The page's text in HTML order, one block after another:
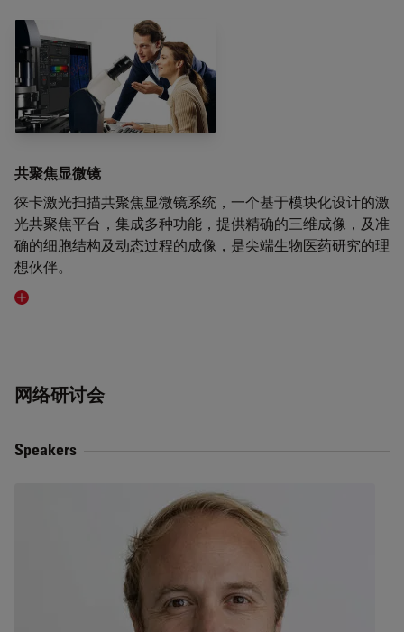
共聚焦显微镜
徕卡激光扫描共聚焦显微镜系统，一个基于模块化设计的激
光共聚焦平台，集成多种功能，提供精确的三维成像，及准
确的细胞结构及动态过程的成像，是尖端生物医药研究的理
想伙伴。
Visit related page
网络研讨会
Speakers